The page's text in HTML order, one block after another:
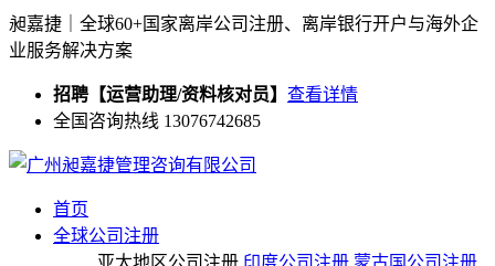
昶嘉捷｜全球60+国家离岸公司注册、离岸银行开户与海外企
业服务解决方案
招聘【运营助理/资料核对员】 查看详情
全国咨询热线 13076742685
首页
全球公司注册
亚太地区公司注册 印度公司注册 蒙古国公司注册